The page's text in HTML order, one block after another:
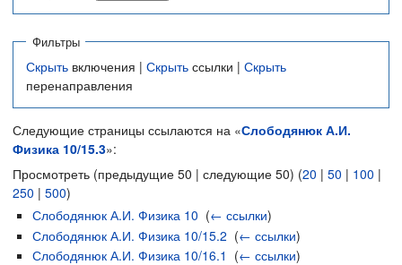
Фильтры
Скрыть включения | Скрыть ссылки | Скрыть
перенаправления
Следующие страницы ссылаются на «Слободянюк А.И.
Физика 10/15.3»:
Просмотреть (предыдущие 50 | следующие 50) (20 | 50 | 100 |
250 | 500)
Слободянюк А.И. Физика 10 (← ссылки)
Слободянюк А.И. Физика 10/15.2 (← ссылки)
Слободянюк А.И. Физика 10/16.1 (← ссылки)